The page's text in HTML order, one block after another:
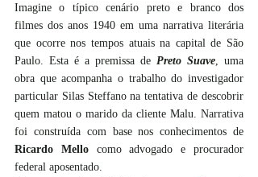
Imagine o típico cenário preto e branco dos
filmes dos anos 1940 em uma narrativa literária
que ocorre nos tempos atuais na capital de São
Paulo. Esta é a premissa de Preto Suave , uma
obra que acompanha o trabalho do investigador
particular Silas Steffano na tentativa de descobrir
quem matou o marido da cliente Malu. Narrativa
Ricardo Mello como advogado e procurador
federal aposentado.